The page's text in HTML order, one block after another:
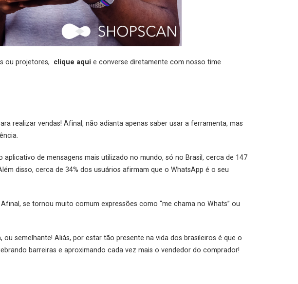
ou projetores, clique aqui e converse diretamente com nosso time
realizar vendas! Afinal, não adianta apenas saber usar a ferramenta, mas
de mensagens mais utilizado no mundo, só no Brasil, cerca de 147
disso, cerca de 34% dos usuários afirmam que o WhatsApp é o seu
se tornou muito comum expressões como “me chama no Whats” ou
semelhante! Aliás, por estar tão presente na vida dos brasileiros é que o
barreiras e aproximando cada vez mais o vendedor do comprador!